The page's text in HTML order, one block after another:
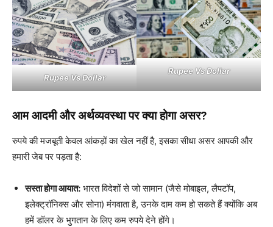
Rupee Vs Dollar
Rupee Vs Dollar
आम आदमी और अर्थव्यवस्था पर क्या होगा असर?
रुपये की मजबूती केवल आंकड़ों का खेल नहीं है, इसका सीधा असर आपकी और
हमारी जेब पर पड़ता है:
सस्ता होगा आयात: भारत विदेशों से जो सामान (जैसे मोबाइल, लैपटॉप,
इलेक्ट्रॉनिक्स और सोना) मंगवाता है, उनके दाम कम हो सकते हैं क्योंकि अब
हमें डॉलर के भुगतान के लिए कम रुपये देने होंगे।